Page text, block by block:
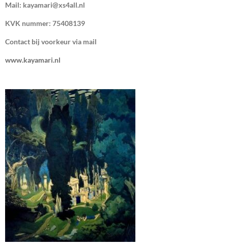
Mail: kayamari@xs4all.nl
KVK nummer: 75408139
Contact bij voorkeur via mail
www.kayamari.nl